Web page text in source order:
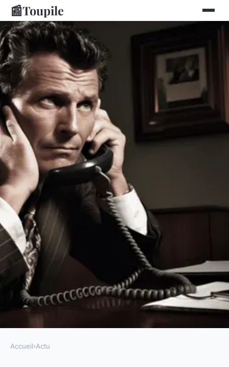
📰Toupile
Accueil›Actu